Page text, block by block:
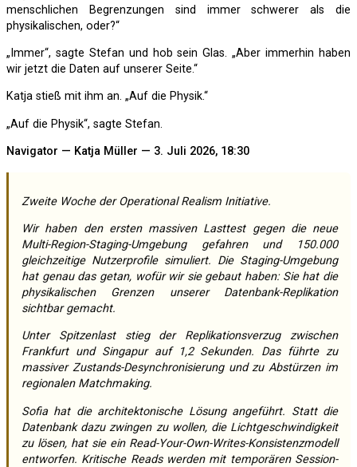
menschlichen Begrenzungen sind immer schwerer als die
physikalischen, oder?“
„Immer“, sagte Stefan und hob sein Glas. „Aber immerhin haben
wir jetzt die Daten auf unserer Seite.“
Katja stieß mit ihm an. „Auf die Physik.“
„Auf die Physik“, sagte Stefan.
Navigator — Katja Müller — 3. Juli 2026, 18:30
Zweite Woche der Operational Realism Initiative.
Wir haben den ersten massiven Lasttest gegen die neue
Multi-Region-Staging-Umgebung gefahren und 150.000
gleichzeitige Nutzerprofile simuliert. Die Staging-Umgebung
hat genau das getan, wofür wir sie gebaut haben: Sie hat die
physikalischen Grenzen unserer Datenbank-Replikation
sichtbar gemacht.
Unter Spitzenlast stieg der Replikationsverzug zwischen
Frankfurt und Singapur auf 1,2 Sekunden. Das führte zu
massiver Zustands-Desynchronisierung und zu Abstürzen im
regionalen Matchmaking.
Sofia hat die architektonische Lösung angeführt. Statt die
Datenbank dazu zwingen zu wollen, die Lichtgeschwindigkeit
zu lösen, hat sie ein Read-Your-Own-Writes-Konsistenzmodell
entworfen. Kritische Reads werden mit temporären Session-